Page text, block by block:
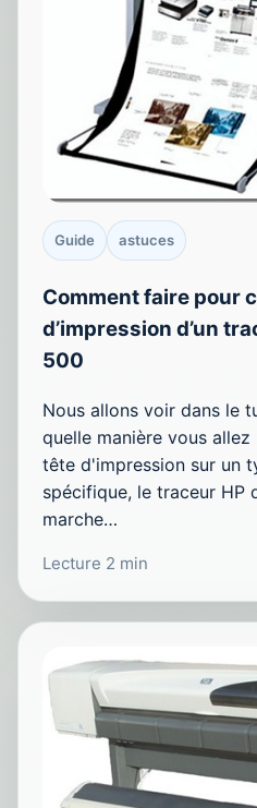
Guide astuces
Comment faire pour
d’impression d’un
500
Nous allons voir dans le
quelle manière vous
tête d'impression sur un
spécifique, le traceur HP
marche…
Lecture 2 min